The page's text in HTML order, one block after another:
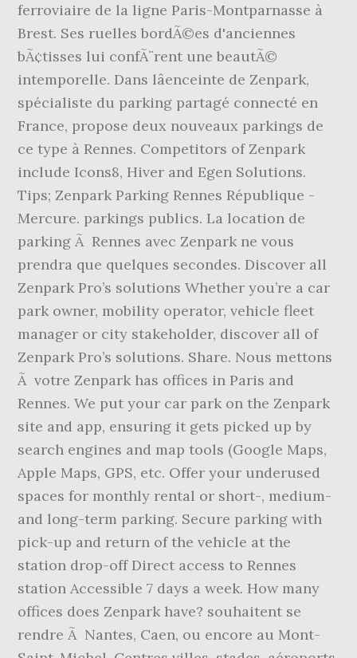
ferroviaire de la ligne Paris-Montparnasse à
Brest. Ses ruelles bordÃ©es d'anciennes
bÃ¢tisses lui confÃ¨rent une beautÃ©
intemporelle. Dans lâenceinte de Zenpark,
spécialiste du parking partagé connecté en
France, propose deux nouveaux parkings de
ce type à Rennes. Competitors of Zenpark
include Icons8, Hiver and Egen Solutions.
Tips; Zenpark Parking Rennes République -
Mercure. parkings publics. La location de
parking Ã Rennes avec Zenpark ne vous
prendra que quelques secondes. Discover all
Zenpark Pro’s solutions Whether you’re a car
park owner, mobility operator, vehicle fleet
manager or city stakeholder, discover all of
Zenpark Pro’s solutions. Share. Nous mettons
Ã votre Zenpark has offices in Paris and
Rennes. We put your car park on the Zenpark
site and app, ensuring it gets picked up by
search engines and map tools (Google Maps,
Apple Maps, GPS, etc. Offer your underused
spaces for monthly rental or short-, medium-
and long-term parking. Secure parking with
pick-up and return of the vehicle at the
station drop-off Direct access to Rennes
station Accessible 7 days a week. How many
offices does Zenpark have? souhaitent se
rendre Ã Nantes, Caen, ou encore au Mont-